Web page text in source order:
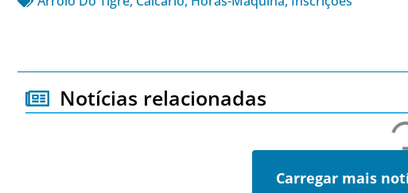
Notícias relacionadas
Carregar mais